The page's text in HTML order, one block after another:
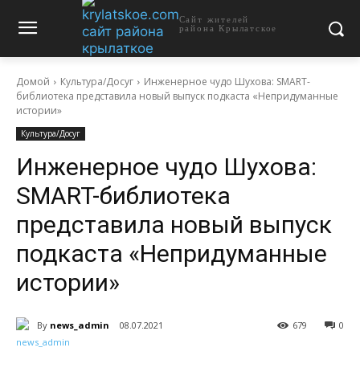
Сайт жителей
района Крылатское
Домой Культура/Досуг
Инженерное чудо Шухова: SMART-
библиотека представила новый выпуск подкаста «Непридуманные
истории»
Культура/Досуг
Инженерное чудо Шухова:
SMART-библиотека
представила новый выпуск
подкаста «Непридуманные
истории»
By news_admin 08.07.2021 0
679